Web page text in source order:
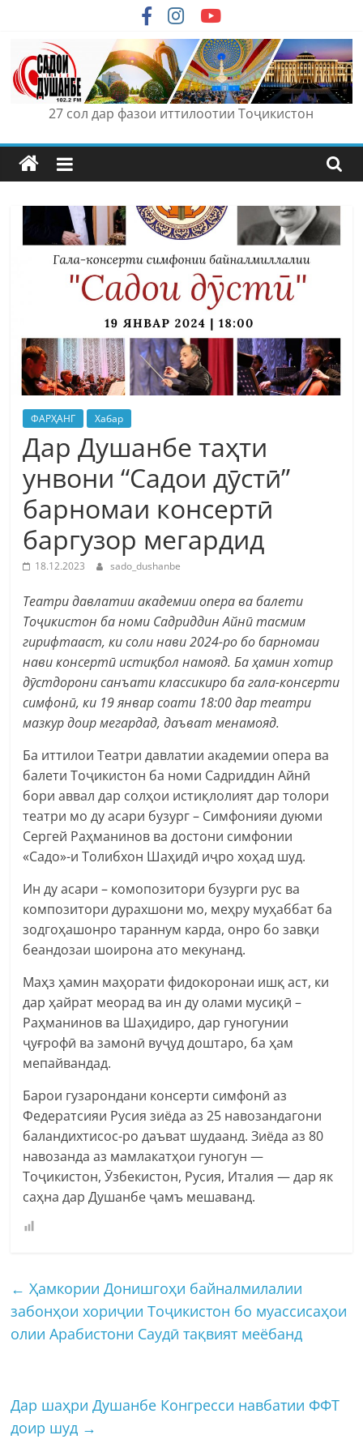
content
27 сол дар фазои иттилоотии Тоҷикистон
ФАРҲАНГ Хабар
Дар Душанбе таҳти
унвони “Садои дӯстӣ”
барномаи консертӣ
баргузор мегардид
18.12.2023 sado_dushanbe
Театри давлатии академии опера ва балети
Тоҷикистон ба номи Садриддин Айнӣ тасмим
гирифтааст, ки соли нави 2024-ро бо барномаи
нави консертӣ истиқбол намояд. Ба ҳамин хотир
дӯстдорони санъати классикиро ба гала-консерти
симфонӣ, ки 19 январ соати 18:00 дар театри
мазкур доир мегардад, даъват менамояд.
Ба иттилои Театри давлатии академии опера ва
балети Тоҷикистон ба номи Садриддин Айнӣ
бори аввал дар солҳои истиқлолият дар толори
театри мо ду асари бузург – Симфонияи дуюми
Сергей Раҳманинов ва достони симфонии
«Садо»-и Толибхон Шаҳидӣ иҷро хоҳад шуд.
Инду асари – комопозитори бузурги рус ва
композитори дурахшони мо, меҳру муҳаббат ба
зодгоҳашонро тараннум карда, онро бо завқи
беандозаи шоирона ато мекунанд.
Маҳз ҳамин маҳорати фидокоронаи ишқ аст, ки
дар ҳайрат меорад ва ин ду олами мусиқӣ –
Раҳманинов ва Шаҳидиро, дар гуногунии
ҷуғрофӣ ва замонӣ вуҷуд доштаро, ба ҳам
мепайвандад.
Барои гузарондани консерти симфонӣ аз
Федератсияи Русия зиёда аз 25 навозандагони
баландихтисос-ро даъват шудаанд. Зиёда аз 80
навозанда аз мамлакатҳои гуногун —
Тоҷикистон, Ӯзбекистон, Русия, Италия — дар як
саҳна дар Душанбе ҷамъ мешаванд.
← Ҳамкории Донишгоҳи байналмилалии
забонҳои хориҷии Тоҷикистон бо муассисаҳои
олии Арабистони Саудӣ тақвият меёбанд
Дар шаҳри Душанбе Конгресси навбатии ФФТ
доир шуд →